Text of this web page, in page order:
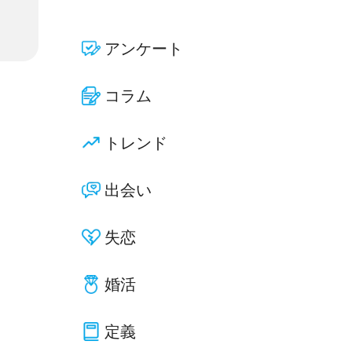
アンケート
コラム
トレンド
出会い
失恋
婚活
定義